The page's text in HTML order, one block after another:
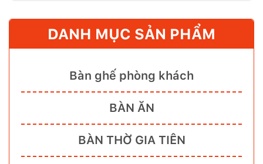
DANH MỤC SẢN PHẨM
Bàn ghế phòng khách
BÀN ĂN
BÀN THỜ GIA TIÊN